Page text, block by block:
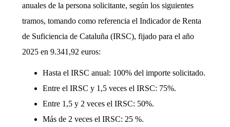
anuales de la persona solicitante, según los siguientes
tramos, tomando como referencia el Indicador de Renta
de Suficiencia de Cataluña (IRSC), fijado para el año
2025 en 9.341,92 euros:
Hasta el IRSC anual: 100% del importe solicitado.
Entre el IRSC y 1,5 veces el IRSC: 75%.
Entre 1,5 y 2 veces el IRSC: 50%.
Más de 2 veces el IRSC: 25 %.